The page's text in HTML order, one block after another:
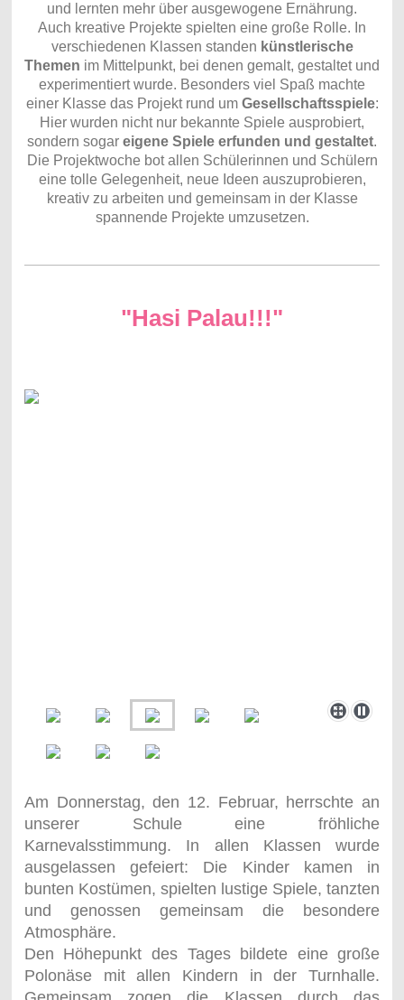
und lernten mehr über ausgewogene Ernährung.
Auch kreative Projekte spielten eine große Rolle. In
verschiedenen Klassen standen künstlerische
Themen im Mittelpunkt, bei denen gemalt, gestaltet und
experimentiert wurde. Besonders viel Spaß machte
einer Klasse das Projekt rund um Gesellschaftsspiele:
Hier wurden nicht nur bekannte Spiele ausprobiert,
sondern sogar eigene Spiele erfunden und gestaltet.
Die Projektwoche bot allen Schülerinnen und Schülern
eine tolle Gelegenheit, neue Ideen auszuprobieren,
kreativ zu arbeiten und gemeinsam in der Klasse
spannende Projekte umzusetzen.
"Hasi Palau!!!"
Am Donnerstag, den 12. Februar, herrschte an
unserer Schule eine fröhliche
Karnevalsstimmung. In allen Klassen wurde
ausgelassen gefeiert: Die Kinder kamen in
bunten Kostümen, spielten lustige Spiele, tanzten
und genossen gemeinsam die besondere
Atmosphäre.
Den Höhepunkt des Tages bildete eine große
Polonäse mit allen Kindern in der Turnhalle.